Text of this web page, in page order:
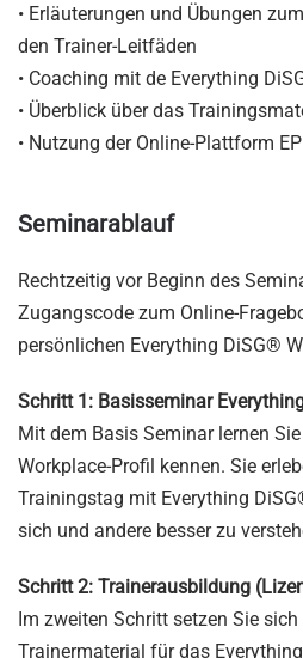
• Erläuterungen und Übungen
den Trainer-Leitfäden
• Coaching mit de Everything
• Überblick über das
• Nutzung der Online-Plattform
Seminarablauf
Rechtzeitig vor Beginn des
Zugangscode zum Online-
persönlichen Everything DiSG®
Schritt 1: Basisseminar
Mit dem Basis Seminar lernen
Workplace-Profil kennen. Sie
Trainingstag mit Everything
sich und andere besser zu
Schritt 2: Trainerausbildung
Im zweiten Schritt setzen Sie
Trainermaterial für das